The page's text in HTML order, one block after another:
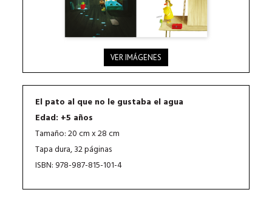
VER IMÁGENES
El pato al que no le gustaba el agua
Edad: +5 años
Tamaño: 20 cm x 28 cm
Tapa dura, 32 páginas
ISBN: 978-987-815-101-4